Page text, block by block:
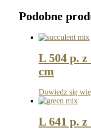
Podobne
L 504 p.
cm
Dowiedz się
L 641 p.